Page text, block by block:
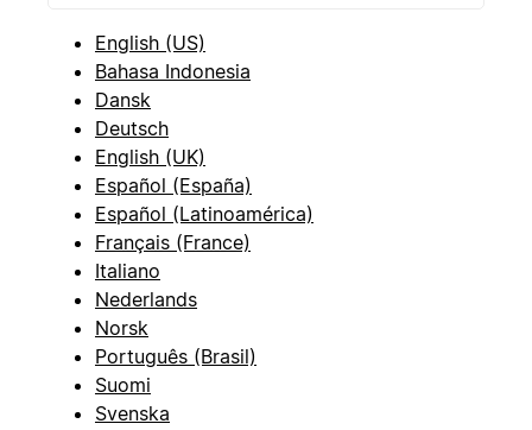
English (US)
Bahasa Indonesia
Dansk
Deutsch
English (UK)
Español (España)
Español (Latinoamérica)
Français (France)
Italiano
Nederlands
Norsk
Português (Brasil)
Suomi
Svenska